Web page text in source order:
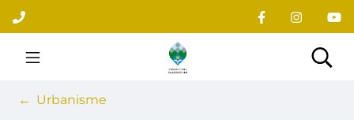
Aller
au
contenu
Site officiel du village
Urbanisme